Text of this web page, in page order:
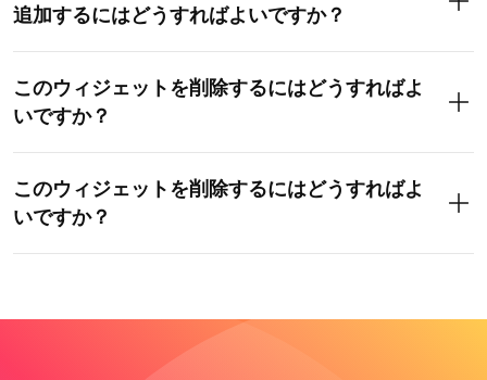
追加するにはどうすればよいですか？
このウィジェットを削除するにはどうすればよ
いですか？
このウィジェットを削除するにはどうすればよ
いですか？